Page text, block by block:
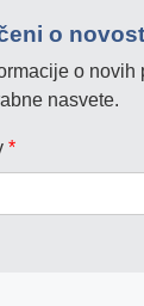
o
o novih
nasvete.
*